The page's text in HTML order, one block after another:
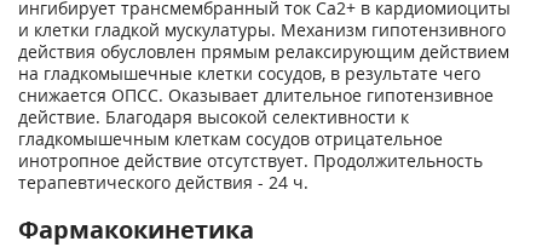
ингибирует трансмембранный ток Ca2+ в кардиомиоциты
и клетки гладкой мускулатуры. Механизм гипотензивного
действия обусловлен прямым релаксирующим действием
на гладкомышечные клетки сосудов, в результате чего
снижается ОПСС. Оказывает длительное гипотензивное
действие. Благодаря высокой селективности к
гладкомышечным клеткам сосудов отрицательное
инотропное действие отсутствует. Продолжительность
терапевтического действия - 24 ч.
Фармакокинетика